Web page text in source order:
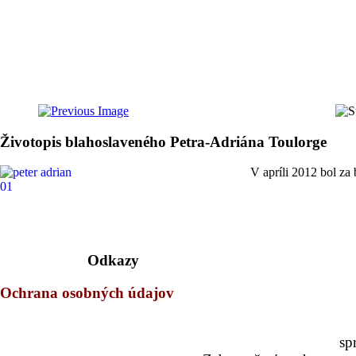
Životopis blahoslaveného Petra-Adriána Toulorge
V apríli 2012 bol za
Odkazy
Ochrana osobných údajov